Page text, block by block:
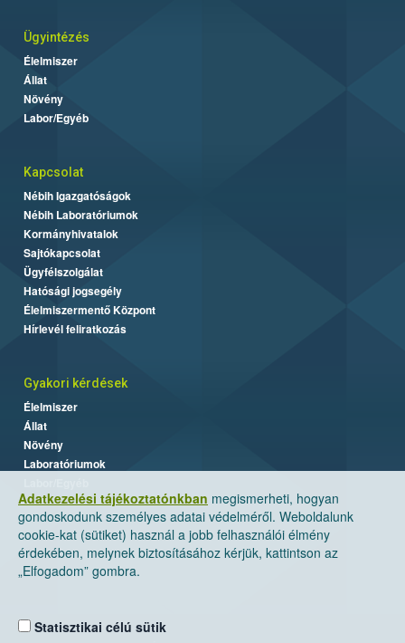
Adatkezelési tájékoztatónkban megismerheti, hogyan
gondoskodunk személyes adatai védelméről. Weboldalunk
cookie-kat (sütiket) használ a jobb felhasználói élmény
érdekében, melynek biztosításához kérjük, kattintson az
„Elfogadom” gombra.
Statisztikai célú sütik
Ügyintézés
Élelmiszer
Állat
Növény
Labor/Egyéb
Kapcsolat
Nébih Igazgatóságok
Nébih Laboratóriumok
Kormányhivatalok
Sajtókapcsolat
Ügyfélszolgálat
Hatósági jogsegély
Élelmiszermentő Központ
Hírlevél feliratkozás
Gyakori kérdések
Élelmiszer
Állat
Növény
Laboratóriumok